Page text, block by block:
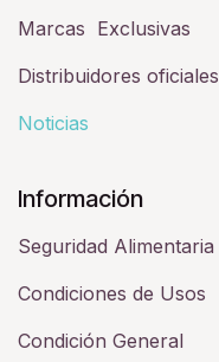
Marcas Exclusivas
Distribuidores oficiales
Noticias
Información
Seguridad Alimentaria
Condiciones de Usos
Condición General